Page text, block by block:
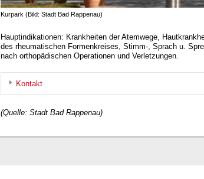
Kurpark (Bild: Stadt Bad Rappenau)
Hauptindikationen: Krankheiten der Atemwege,
des rheumatischen Formenkreises, Stimm-, Sprach u.
nach orthopädischen Operationen und Verletzungen.
Kontakt
(Quelle: Stadt Bad Rappenau)